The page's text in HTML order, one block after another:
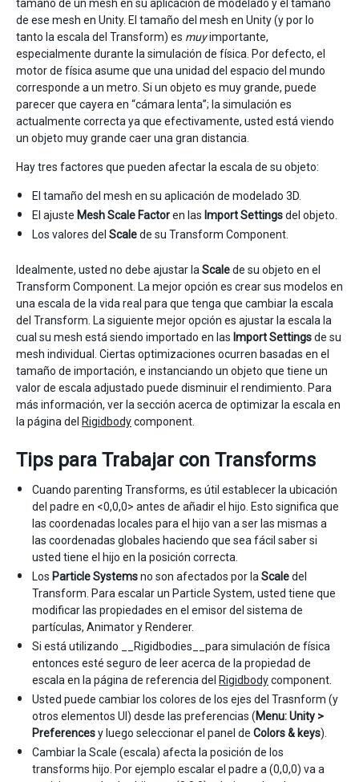
tamaño de un mesh en su aplicación de modelado y el tamaño
de ese mesh en Unity. El tamaño del mesh en Unity (y por lo
tanto la escala del Transform) es muyimportante,
especialmente durante la simulación de física. Por defecto, el
motor de física asume que una unidad del espacio del mundo
corresponde a un metro. Si un objeto es muy grande, puede
parecer que cayera en “cámara lenta”; la simulación es
actualmente correcta ya que efectivamente, usted está viendo
un objeto muy grande caer una gran distancia.
Hay tres factores que pueden afectar la escala de su objeto:
El tamaño del mesh en su aplicación de modelado 3D.
El ajuste Mesh Scale Factoren las Import Settingsdel objeto.
Los valores del Scalede su Transform Component.
Idealmente, usted no debe ajustar laScalede su objeto en el
Transform Component. La mejor opción es crear sus modelos en
una escala de la vida real para que tenga que cambiar la escala
del Transform. La siguiente mejor opción es ajustar la escala la
cual su mesh está siendo importado en las Import Settingsde su
mesh individual. Ciertas optimizaciones ocurren basadas en el
tamaño de importación, e instanciando un objeto que tiene un
valor de escala adjustado puede disminuir el rendimiento. Para
más información, ver la sección acerca de optimizar la escala en
la página del Rigidbodycomponent.
Tips para Trabajar con Transforms
Cuando parenting Transforms, es útil establecer la ubicación
del padre en <0,0,0> antes de añadir el hijo. Esto significa que
las coordenadas locales para el hijo van a ser las mismas a
las coordenadas globales haciendo que sea fácil saber si
usted tiene el hijo en la posición correcta.
Los Particle Systemsno son afectados por laScaledel
Transform. Para escalar un Particle System, usted tiene que
modificar las propiedades en el emisor del sistema de
partículas, Animator y Renderer.
Si está utilizando __Rigidbodies__para simulación de física
entonces esté seguro de leer acerca de la propiedad de
escala en la página de referencia del Rigidbodycomponent.
Usted puede cambiar los colores de los ejes del Trasnform (y
otros elementos UI) desde las preferencias (Menu: Unity >
Preferencesy luego seleccionar el panel de Colors & keys).
Cambiar la Scale (escala) afecta la posición de los
transforms hijo. Por ejemplo escalar el padre a (0,0,0) va a